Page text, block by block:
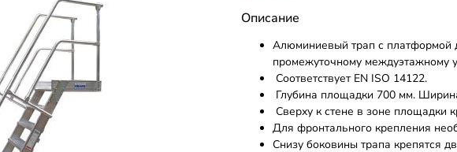
Описание
Алюминиевый трап с платформой
промежуточному междуэтажному
Соответствует EN ISO 14122.
Глубина площадки 700 мм.
Сверху к стене в зоне площадки
Для фронтального крепления
Снизу боковины трапа крепятся